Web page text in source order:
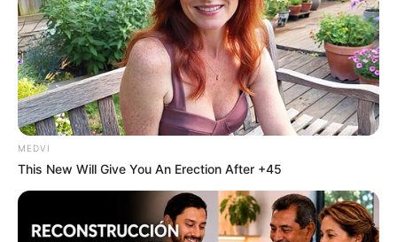
ข้อมูลโดย:แก้วตา คุยดวง
แชมป์อันดับ 1 ศึกชิงจ้าวหมอดู 2018
HOROLive ดูดวงสดบนมือถือ ทุกที่ทุกเวลา
กับหมอดูคุณภาพที่เราคัดสรรมาแล้ว
ดาวน์โหลด –คลิก
รายละเอียดเพิ่มเติม
horolive
MEDVI
This New Will Give You An Erection After +45